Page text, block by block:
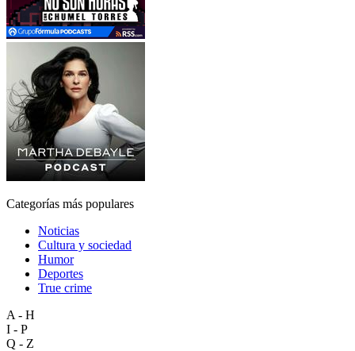
Categorías más populares
Noticias
Cultura y sociedad
Humor
Deportes
True crime
A - H
I - P
Q - Z